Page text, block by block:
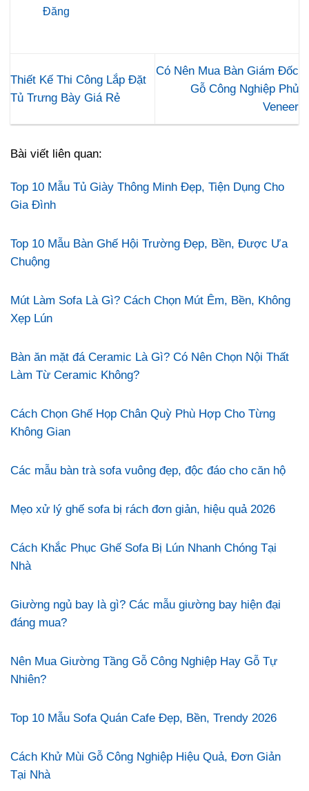
Đăng
Thiết Kế Thi Công Lắp Đặt
Tủ Trưng Bày Giá Rẻ
Có Nên Mua Bàn Giám Đốc
Gỗ Công Nghiệp Phủ
Veneer
Bài viết liên quan:
Top 10 Mẫu Tủ Giày Thông Minh Đẹp, Tiện Dụng Cho
Gia Đình
Top 10 Mẫu Bàn Ghế Hội Trường Đẹp, Bền, Được Ưa
Chuộng
Mút Làm Sofa Là Gì? Cách Chọn Mút Êm, Bền, Không
Xẹp Lún
Bàn ăn mặt đá Ceramic Là Gì? Có Nên Chọn Nội Thất
Làm Từ Ceramic Không?
Cách Chọn Ghế Họp Chân Quỳ Phù Hợp Cho Từng
Không Gian
Các mẫu bàn trà sofa vuông đẹp, độc đáo cho căn hộ
Mẹo xử lý ghế sofa bị rách đơn giản, hiệu quả 2026
Cách Khắc Phục Ghế Sofa Bị Lún Nhanh Chóng Tại
Nhà
Giường ngủ bay là gì? Các mẫu giường bay hiện đại
đáng mua?
Nên Mua Giường Tầng Gỗ Công Nghiệp Hay Gỗ Tự
Nhiên?
Top 10 Mẫu Sofa Quán Cafe Đẹp, Bền, Trendy 2026
Cách Khử Mùi Gỗ Công Nghiệp Hiệu Quả, Đơn Giản
Tại Nhà